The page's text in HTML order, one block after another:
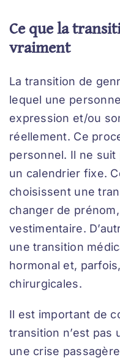
Ce que la
vraiment
La transition de
lequel une
expression et/ou
réellement. Ce
personnel. Il ne
un calendrier fixe.
choisissent une
changer de
vestimentaire.
une transition
hormonal et,
chirurgicales.
Il est important de
transition n’est pas
une crise